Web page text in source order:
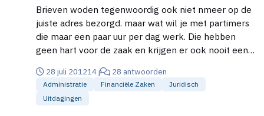
Brieven woden tegenwoordig ook niet nmeer op de
juiste adres bezorgd. maar wat wil je met partimers
die maar een paar uur per dag werk. Die hebben
geen hart voor de zaak en krijgen er ook nooit een
raakt, ga ik er niet meer achteraan. Alleen nog even
kort bellen met track&trace, maar als hij echt zoek
is stop ik ermee. Het kost meestal meer tijd en
28 juli 201214 j 28 antwoorden
Administratie Financiële Zaken
Juridisch
Uitdagingen